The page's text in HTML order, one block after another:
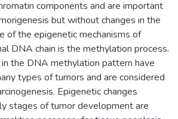
components and are important
but without changes in the
of the epigenetic mechanisms of
DNA chain is the methylation process.
the DNA methylation pattern have
types of tumors and are considered
Epigenetic changes
stages of tumor development are